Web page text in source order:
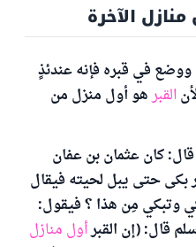
الآخرة
في قبره فإنه عندئذٍ
القبرهو أول منزل من
كان عثمان بن عفان
بكى حتى يبل لحيته فيقال
وتبكي مِن هذا ؟ فيقول:
قال: (إن القبرأول منازل